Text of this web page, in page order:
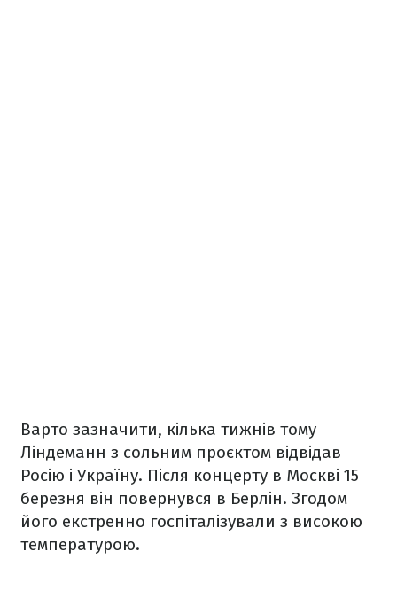
Варто зазначити, кілька тижнів тому
Ліндеманн з сольним проєктом відвідав
Росію і Україну. Після концерту в Москві 15
березня він повернувся в Берлін. Згодом
його екстренно госпіталізували з високою
температурою.